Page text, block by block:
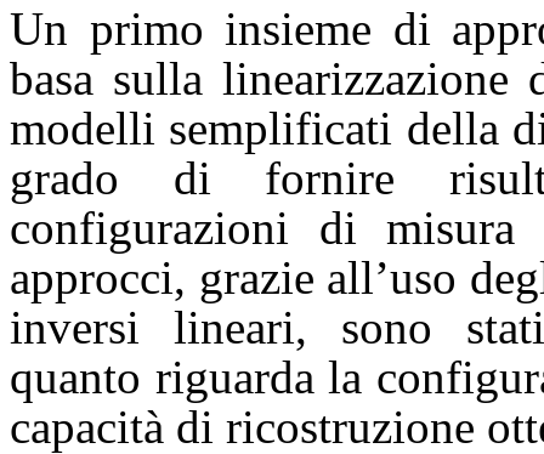
Un primo insieme di
basa sulla linearizzazione
modelli semplificati della
grado di fornire
configurazioni di misura
approcci, grazie all’uso
inversi lineari, sono
quanto riguarda la
capacità di ricostruzione